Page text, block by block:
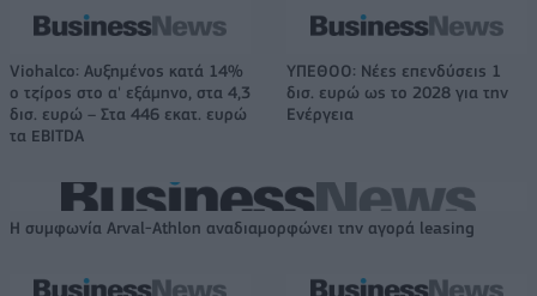
Viohalco: Αυξημένος κατά 14%
ο τζίρος στο α' εξάμηνο, στα 4,3
δισ. ευρώ – Στα 446 εκατ. ευρώ
τα EBITDA
ΥΠΕΘΟΟ: Νέες επενδύσεις 1
δισ. ευρώ ως το 2028 για την
Ενέργεια
Η συμφωνία Arval-Athlon αναδιαμορφώνει την αγορά leasing